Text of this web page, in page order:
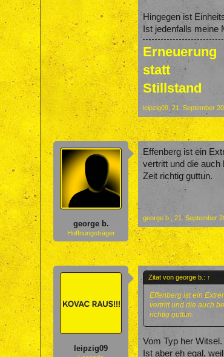
Hingegen ist
Ist jedenfalls meine
Erneuerung
statt
Stillstand
leipzig09 21. September
george b.
Hoffnungsträger
Effenberg ist ein
vertritt und die auch
Zeit richtig guttun.
george b. 21. September
leipzig09
Zitat von george b.: ↑
Effenberg ist ein
vertritt und die auch
richtig guttun.
Vom Typ her Witsel.
Ist aber eh egal,